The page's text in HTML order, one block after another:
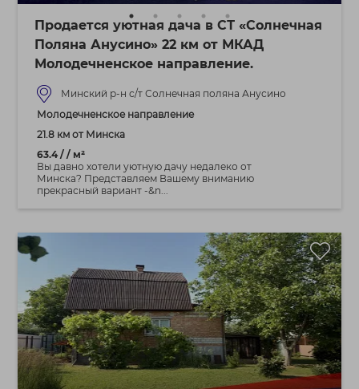
Продается уютная дача в СТ «Солнечная
Поляна Анусино» 22 км от МКАД
Молодечненское направление.
Минский р-н с/т Солнечная поляна Анусино
Молодечненское направление
21.8 км от Минска
63.4 / / м²
Вы давно хотели уютную дачу недалеко от
Минска? Представляем Вашему вниманию
прекрасный вариант -&n...